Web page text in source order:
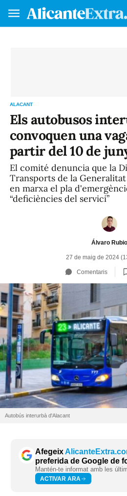
ALACANT
Els autobusos
convoquen una
partir del 10 de
El comité denuncia que la
Transports de la
en marxa el pla
“deficiències del servici”
Álvaro Rubio
27 de maig de 2024
Comentaris
Autobús interurbà d'Alacant
Afegeix
preferida de Google de
Mantén-te informat amb les
ACTIVAR ARA